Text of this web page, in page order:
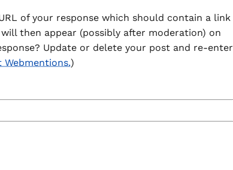
of your response which should contain a link
then appear (possibly after moderation) on
Update or delete your post and re-enter
)